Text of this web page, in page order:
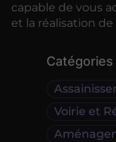
Catégories
Voirie et
capable de vous
et la réalisation